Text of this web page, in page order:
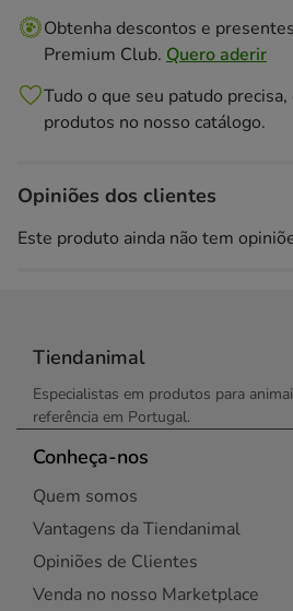
Obtenha descontos e
Premium Club. Quero aderir
Tudo o que seu patudo
produtos no nosso catálogo.
Opiniões dos clientes
Este produto ainda não tem
Tiendanimal
Especialistas em produtos para
referência em Portugal.
Conheça-nos
Quem somos
Vantagens da Tiendanimal
Opiniões de Clientes
Venda no nosso Marketplace